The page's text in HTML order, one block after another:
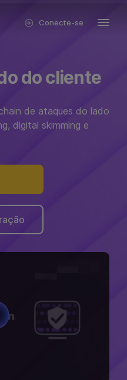
Conecte-se
do cliente
de ataques do lado
digital skimming e